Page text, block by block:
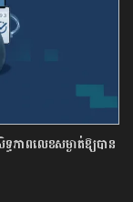
ធភាពលេខសម្ងាត់ឱ្យបាន